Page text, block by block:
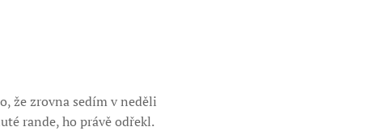
že zrovna sedím v neděli
rande, ho právě odřekl.